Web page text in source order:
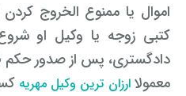
اموال یا ممنوع الخروج
کتبی زوجه یا وکیل او
دادگستری، پس از صدور
معمولاارزان ترین وکیل مهریه